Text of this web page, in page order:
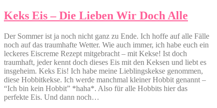
Keks Eis – Die Lieben Wir Doch Alle
Der Sommer ist ja noch nicht ganz zu Ende. Ich hoffe auf alle Fälle
noch auf das traumhafte Wetter. Wie auch immer, ich habe euch ein
leckeres Eiscreme Rezept mitgebracht – mit Kekse! Ist doch
traumhaft, jeder kennt doch dieses Eis mit den Keksen und liebt es
insgeheim. Keks Eis! Ich habe meine Lieblingskekse genommen,
diese Hobbitkekse. Ich werde manchmal kleiner Hobbit genannt –
“Ich bin kein Hobbit” *haha*. Also für alle Hobbits hier das
perfekte Eis. Und dann noch…